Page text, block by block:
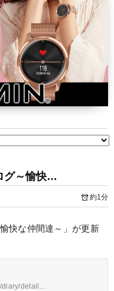
グ～愉快…
約1分
快な仲間達～」が更新
diary/detail…